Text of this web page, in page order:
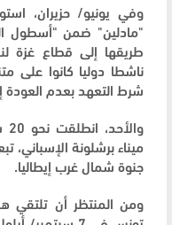
وفي يونيو/ حزيران،
"مادلين" ضمن "أسطول
ناشطا دوليا كانوا على
شرط التعهد بعدم العودة
ميناء برشلونة الإسباني،
جنوة شمال غرب إيطاليا.
ومن المنتظر أن تلتقي